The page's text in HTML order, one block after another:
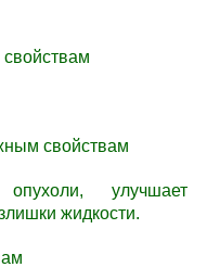
свойствам
улучшает
жидкости.